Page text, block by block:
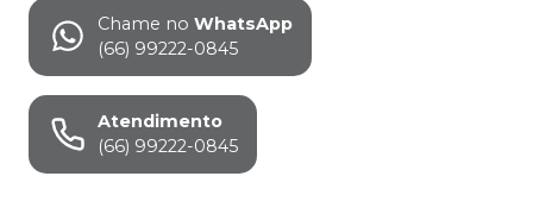
Chame no WhatsApp
(66) 99222-0845
Atendimento
(66) 99222-0845